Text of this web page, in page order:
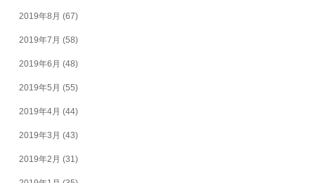
2019年8月 (67)
2019年7月 (58)
2019年6月 (48)
2019年5月 (55)
2019年4月 (44)
2019年3月 (43)
2019年2月 (31)